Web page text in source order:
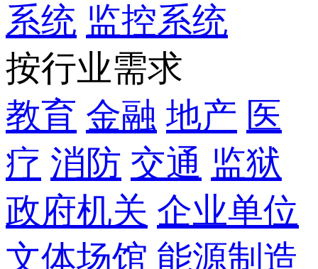
系统 监控系统
按行业需求
教育 金融 地产 医
疗 消防 交通 监狱
政府机关 企业单位
文体场馆 能源制造